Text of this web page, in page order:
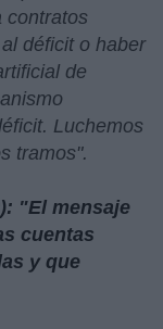
contratos
déficit o haber
de
Luchemos
tramos".
"El mensaje
cuentas
y que